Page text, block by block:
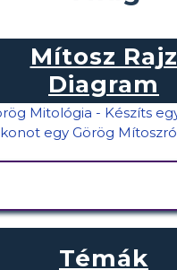
Mítosz Rajz
Diagram
Témák